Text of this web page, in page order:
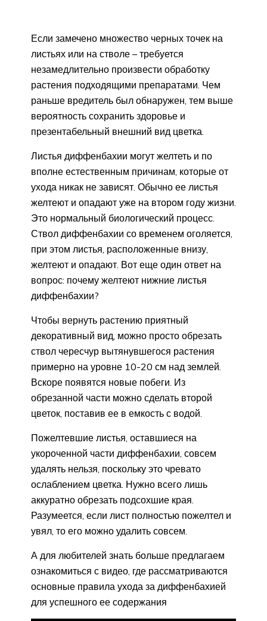
Если замечено множество черных точек на
листьях или на стволе – требуется
незамедлительно произвести обработку
растения подходящими препаратами. Чем
раньше вредитель был обнаружен, тем выше
вероятность сохранить здоровье и
презентабельный внешний вид цветка.
Листья диффенбахии могут желтеть и по
вполне естественным причинам, которые от
ухода никак не зависят. Обычно ее листья
желтеют и опадают уже на втором году жизни.
Это нормальный биологический процесс.
Ствол диффенбахии со временем оголяется,
при этом листья, расположенные внизу,
желтеют и опадают. Вот еще один ответ на
вопрос: почему желтеют нижние листья
диффенбахии?
Чтобы вернуть растению приятный
декоративный вид, можно просто обрезать
ствол чересчур вытянувшегося растения
примерно на уровне 10-20 см над землей.
Вскоре появятся новые побеги. Из
обрезанной части можно сделать второй
цветок, поставив ее в емкость с водой.
Пожелтевшие листья, оставшиеся на
укороченной части диффенбахии, совсем
удалять нельзя, поскольку это чревато
ослаблением цветка. Нужно всего лишь
аккуратно обрезать подсохшие края.
Разумеется, если лист полностью пожелтел и
увял, то его можно удалить совсем.
А для любителей знать больше предлагаем
ознакомиться с видео, где рассматриваются
основные правила ухода за диффенбахией
для успешного ее содержания